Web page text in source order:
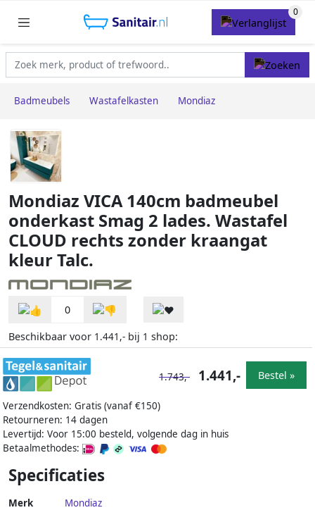
Badmeubels Wastafelkasten Mondiaz
Mondiaz VICA 140cm badmeubel
onderkast Smag 2 lades. Wastafel
CLOUD rechts zonder kraangat
kleur Talc.
0
Beschikbaar voor 1.441,- bij 1 shop:
Verzendkosten: Gratis (vanaf €150)
Retourneren: 14 dagen
Levertijd: Voor 15:00 besteld, volgende dag in huis
Betaalmethodes:
1.743,- 1.441,- Bestel »
Specificaties
Merk Mondiaz